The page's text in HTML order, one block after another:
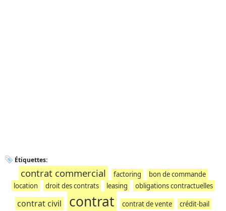
Étiquettes:
contrat commercial factoring
bon de commande
location
droit des contrats leasing obligations contractuelles
contrat civil contrat contrat de vente
crédit-bail